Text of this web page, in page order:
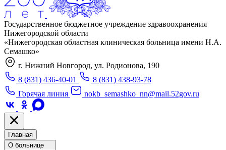
Государственное бюджетное учреждение здравоохранения
Нижегородской области
«Нижегородская областная клиническая больница имени Н.А.
Семашко»
г. Нижний Новгород, ул. Родионова, 190
8 (831) 436-40-01
8 (831) 438-93-78
Горячая линия
nokb_semashko_nn@mail.52gov.ru
Главная
О больнице